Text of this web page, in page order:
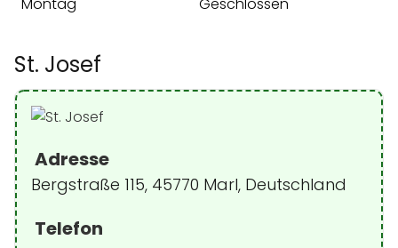
Montag
Geschlossen
St. Josef
Adresse
Bergstraße 115, 45770 Marl, Deutschland
Telefon